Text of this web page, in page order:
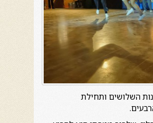
השלושים ותחילת